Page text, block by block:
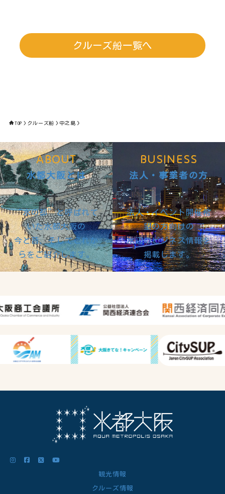
クルーズ船一覧へ
TOP クルーズ船 中之島
ABOUT
水都大阪とは
“水の都”と呼ばれて
いた水都大阪の
今と昔、そしてこれか
らをご紹介します。
BUSINESS
法人・事業者の方
法人・イベント開催希
望の方向けの
水辺のビジネス情報を
掲載します。
観光情報
クルーズ情報